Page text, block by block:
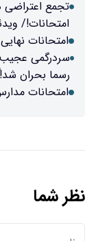
تجمع
امتحانات!/
امتحانات
سردرگمی عجیب
رسما بحران
امتحانات
نظر شما